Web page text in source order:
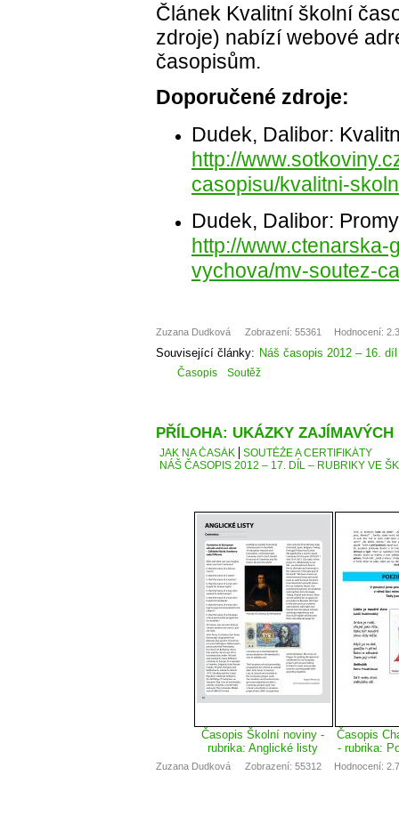
Článek Kvalitní školní
zdroje) nabízí webové
časopisům.
Doporučené zdroje:
Dudek, Dalibor:
http://
casopisu/kvalitni-
Dudek, Dalibor:
http://www.ctenarska-
vychova/mv-soutez-
Zuzana Dudková Zobrazení: 55361 Hodnocení:
Související články: Náš časopis 2012 – 16.
Časopis Soutěž
PŘÍLOHA: UKÁZKY ZAJÍMAVÝCH
JAK NA ČASÁK
SOUTĚŽE A CERTIFIKÁTY
NÁŠ ČASOPIS 2012 – 17. DÍL – RUBRIKY VE
Časopis Školní noviny -
rubrika: Anglické listy
Časopis
- rubrika:
Zuzana Dudková Zobrazení: 55312 Hodnocení: